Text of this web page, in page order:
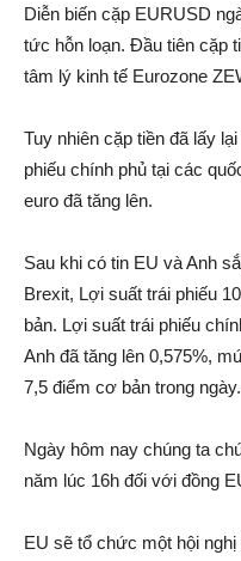
Diễn biến cặp EURUSD
tức hỗn loạn. Đầu tiên cặp
tâm lý kinh tế Eurozone
Tuy nhiên cặp tiền đã lấy
phiếu chính phủ tại các
euro đã tăng lên.
Sau khi có tin EU và Anh
Brexit, Lợi suất trái phiếu
bản. Lợi suất trái phiếu
Anh đã tăng lên 0,575%,
7,5 điểm cơ bản trong ngày.
Ngày hôm nay chúng ta
năm lúc 16h đối với đồng
EU sẽ tổ chức một hội